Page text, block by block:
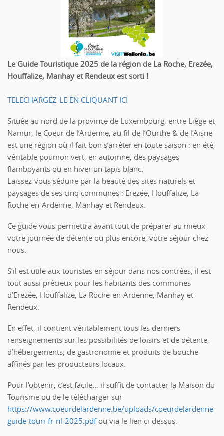
Le Guide Touristique 2025 de la région de La Roche, Erezée,
Houffalize, Manhay et Rendeux est sorti !
TELECHARGEZ-LE EN CLIQUANT ICI
Située au nord de la province de Luxembourg, entre Liège et
Namur, le Coeur de l’Ardenne, au fil de l’Ourthe & de l’Aisne
est une région où il fait bon s’arrêter en toute saison : en été,
véritable poumon vert, en automne, des paysages
flamboyants ou en hiver un tapis blanc.
Laissez-vous séduire par la beauté des sites naturels et
paysages de ses cinq communes : Erezée, Houffalize, La
Roche-en-Ardenne, Manhay et Rendeux.
Ce guide vous permettra avant tout de préparer au mieux
votre journée de détente ou plus encore, votre séjour chez
nous.
S’il est utile aux touristes en séjour dans nos contrées, il est
tout aussi précieux pour les habitants des communes
d’Erezée, Houffalize, La Roche-en-Ardenne, Manhay et
Rendeux.
En effet, il contient véritablement tous les derniers
renseignements sur les possibilités de loisirs et de détente,
d’hébergements, de gastronomie et produits de bouche
affinés par les producteurs locaux.
Pour l’obtenir, c’est facile... il suffit de contacter la Maison du
Tourisme ou de le télécharger sur
https://www.coeurdelardenne.be/uploads/coeurdelardenne-
guide-touri-fr-nl-2025.pdfou via le lien ci-dessus.